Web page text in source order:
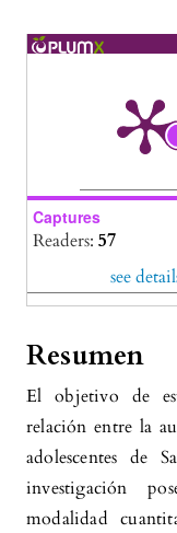
Captures
Readers: 57
see
Resumen
El objetivo de
relación entre la
adolescentes de
investigación
modalidad